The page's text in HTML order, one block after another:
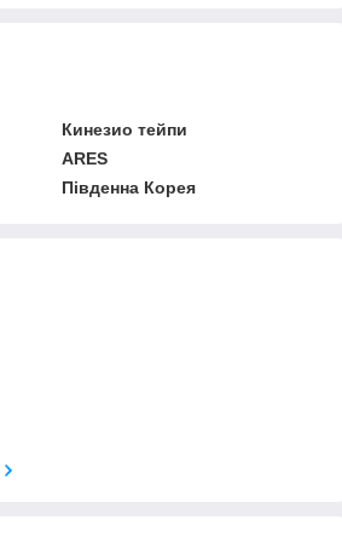
Кинезио тейпи
ARES
Південна Корея